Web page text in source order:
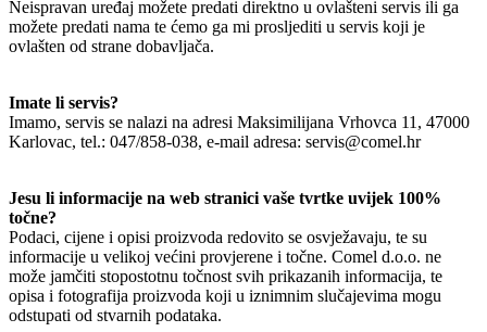
Neispravan uređaj možete predati direktno u ovlašteni servis ili ga
možete predati nama te ćemo ga mi prosljediti u servis koji je
ovlašten od strane dobavljača.
Imate li servis?
Imamo, servis se nalazi na adresi Maksimilijana Vrhovca 11, 47000
Karlovac, tel.: 047/858-038, e-mail adresa: servis@comel.hr
Jesu li informacije na web stranici vaše tvrtke uvijek 100%
točne?
Podaci, cijene i opisi proizvoda redovito se osvježavaju, te su
informacije u velikoj većini provjerene i točne. Comel d.o.o. ne
može jamčiti stopostotnu točnost svih prikazanih informacija, te
opisa i fotografija proizvoda koji u iznimnim slučajevima mogu
odstupati od stvarnih podataka.